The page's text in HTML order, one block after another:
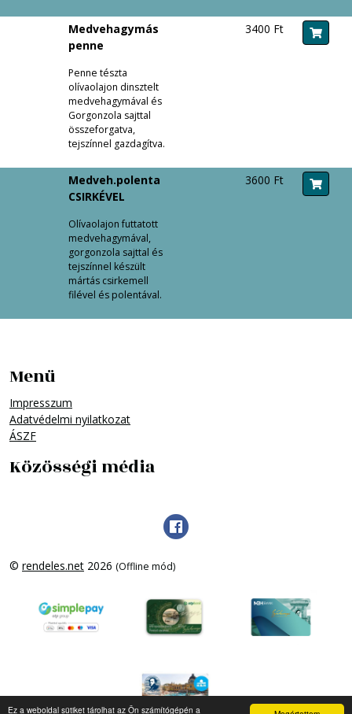
Ez a weboldal sütiket tárolhat az Ön számítógépén a
Medvehagymás
penne
Penne tészta
olívaolajon dinsztelt
medvehagymával és
Gorgonzola sajttal
összeforgatva,
tejszínnel gazdagítva.
3400 Ft
Medveh.polenta
CSIRKÉVEL
Olívaolajon futtatott
medvehagymával,
gorgonzola sajttal és
tejszínnel készült
mártás csirkemell
filével és polentával.
3600 Ft
Menü
Impresszum
Adatvédelmi nyilatkozat
ÁSZF
Közösségi média
© rendeles.net 2026 (Offline mód)